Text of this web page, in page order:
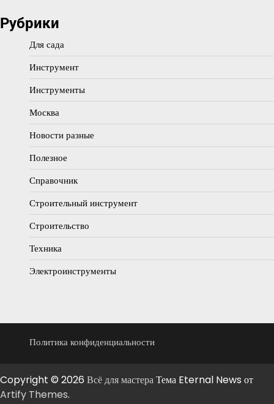
Рубрики
Для сада
Инструмент
Инструменты
Москва
Новости разные
Полезное
Справочник
Строительный инструмент
Строительство
Техника
Электроинструменты
Политика конфиденциальности
Copyright © 2026 Всё для мастераТема Eternal News от
Artify Themes.